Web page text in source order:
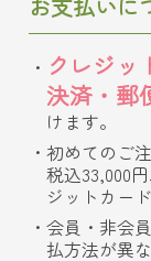
クレジッ
決済・郵
けます。
初めてのご
税込33,000
ジットカー
会員・非会
払方法が異